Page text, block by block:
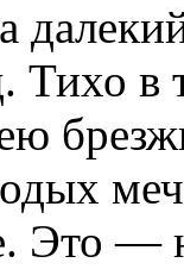
Тихо в
Это